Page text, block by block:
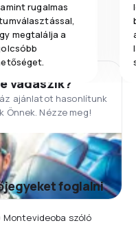
rugalmas
megtalálja a
vadászik?
ajánlatot hasonlítunk
Önnek. Nézze meg!
foglalni
szóló